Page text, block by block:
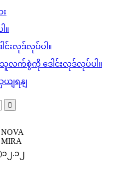
း
။
င်းလုဒ်လုပ်ပါ။
လက်စွဲကို ဒေါင်းလုဒ်လုပ်ပါ။
ျရနျ